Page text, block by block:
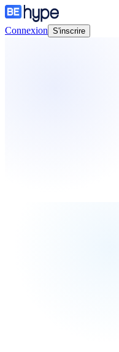
Connexion S'inscrire